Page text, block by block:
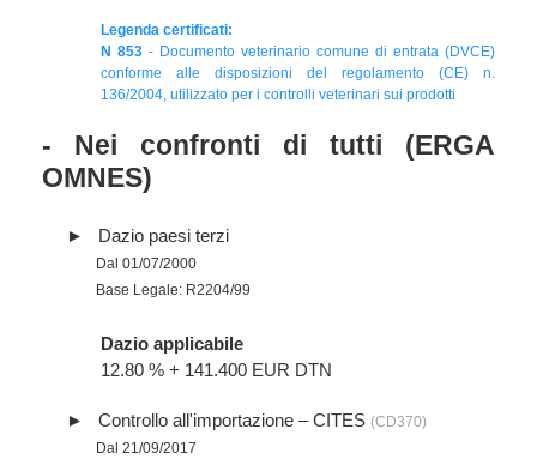
Legenda certificati:
N 853 - Documento veterinario comune di entrata (DVCE)
conforme alle disposizioni del regolamento (CE) n.
136/2004, utilizzato per i controlli veterinari sui prodotti
- Nei confronti di tutti (ERGA
OMNES)
Dazio paesi terzi
Dal 01/07/2000
Base Legale: R2204/99
Dazio applicabile
12.80 % + 141.400 EUR DTN
Controllo all'importazione – CITES (CD370)
Dal 21/09/2017